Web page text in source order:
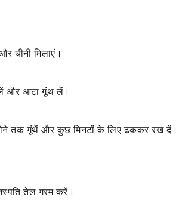
चीनी मिलाएं।
और आटा गूंथ लें।
तक गूंथें और कुछ मिनटों के लिए ढककर रख दें।
तेल गरम करें।